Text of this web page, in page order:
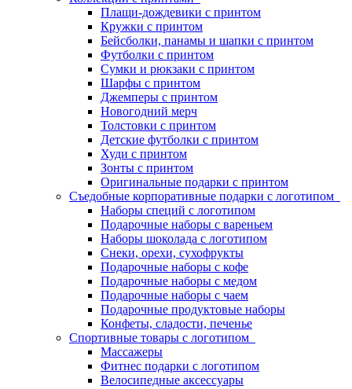
Плащи-дождевики с принтом
Кружки с принтом
Бейсболки, панамы и шапки с принтом
Футболки с принтом
Сумки и рюкзаки с принтом
Шарфы с принтом
Джемперы с принтом
Новогодний мерч
Толстовки с принтом
Детские футболки с принтом
Худи с принтом
Зонты с принтом
Оригинальные подарки с принтом
Съедобные корпоративные подарки с логотипом
Наборы специй с логотипом
Подарочные наборы с вареньем
Наборы шоколада с логотипом
Снеки, орехи, сухофрукты
Подарочные наборы с кофе
Подарочные наборы с медом
Подарочные наборы с чаем
Подарочные продуктовые наборы
Конфеты, сладости, печенье
Спортивные товары с логотипом
Массажеры
Фитнес подарки с логотипом
Велосипедные аксессуары